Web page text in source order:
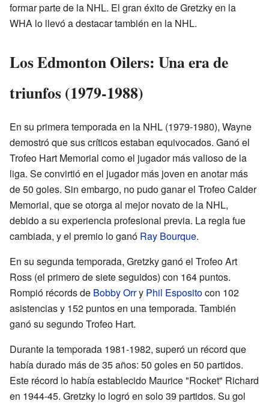
formar parte de la NHL. El gran éxito de Gretzky en la
WHA lo llevó a destacar también en la NHL.
Los Edmonton Oilers: Una era de
triunfos (1979-1988)
En su primera temporada en la NHL (1979-1980), Wayne
demostró que sus críticos estaban equivocados. Ganó el
Trofeo Hart Memorial como el jugador más valioso de la
liga. Se convirtió en el jugador más joven en anotar más
de 50 goles. Sin embargo, no pudo ganar el Trofeo Calder
Memorial, que se otorga al mejor novato de la NHL,
debido a su experiencia profesional previa. La regla fue
cambiada, y el premio lo ganó Ray Bourque.
En su segunda temporada, Gretzky ganó el Trofeo Art
Ross (el primero de siete seguidos) con 164 puntos.
Rompió récords de Bobby Orry Phil Espositocon 102
asistencias y 152 puntos en una temporada. También
ganó su segundo Trofeo Hart.
Durante la temporada 1981-1982, superó un récord que
había durado más de 35 años: 50 goles en 50 partidos.
Este récord lo había establecido Maurice "Rocket" Richard
en 1944-45. Gretzky lo logró en solo 39 partidos. Su gol